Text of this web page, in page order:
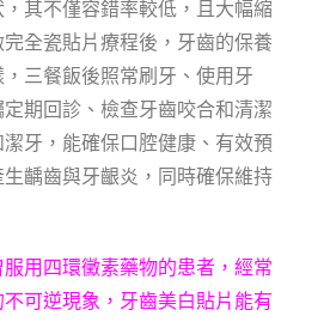
其不僅容錯率較低，且大幅縮
全瓷貼片療程後，牙齒的保養
三餐飯後照常刷牙、使用牙
期回診、檢查牙齒咬合和清潔
牙，能確保口腔健康、有效預
齲齒與牙齦炎，同時確保維持
用四環黴素藥物的患者，經常
可逆現象，牙齒美白貼片能有